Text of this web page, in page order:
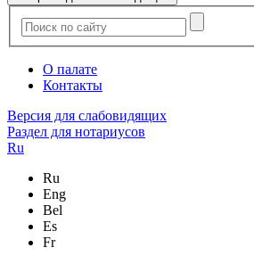
О палате
Контакты
Версия для слабовидящих
Раздел для нотариусов
Ru
Ru
Eng
Bel
Es
Fr